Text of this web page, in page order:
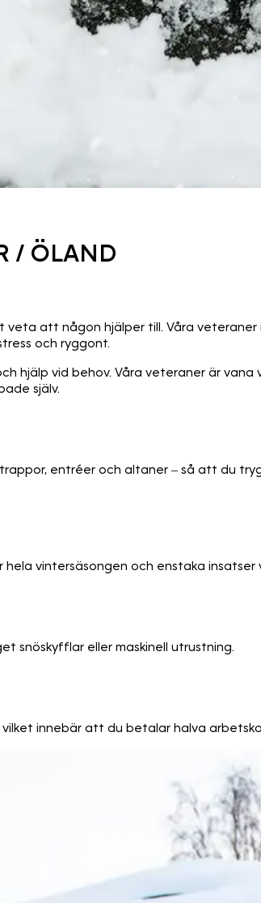
/ ÖLAND
att någon hjälper till. Våra
och ryggont.
hjälp vid behov. Våra veteraner är
själv.
entréer och altaner – så att du
hela vintersäsongen och enstaka
snöskyfflar eller maskinell utrustning.
innebär att du betalar halva